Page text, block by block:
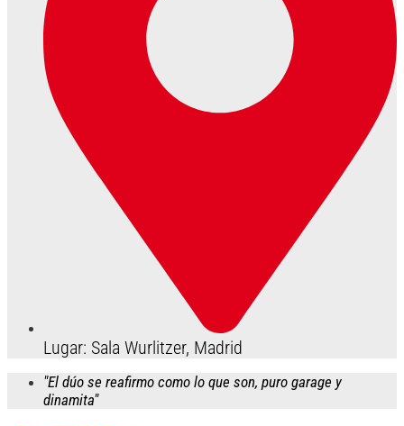
Lugar: Sala Wurlitzer, Madrid
"El dúo se reafirmo como lo que son, puro garage y
dinamita"